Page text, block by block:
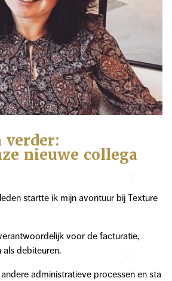
verder:
nieuwe collega
startte ik mijn avontuur bij Texture
voor de facturatie,
debiteuren.
administratieve processen en sta